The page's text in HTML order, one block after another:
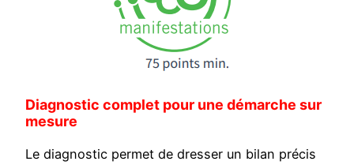
Diagnostic complet pour une démarche sur
mesure
Le diagnostic permet de dresser un bilan précis